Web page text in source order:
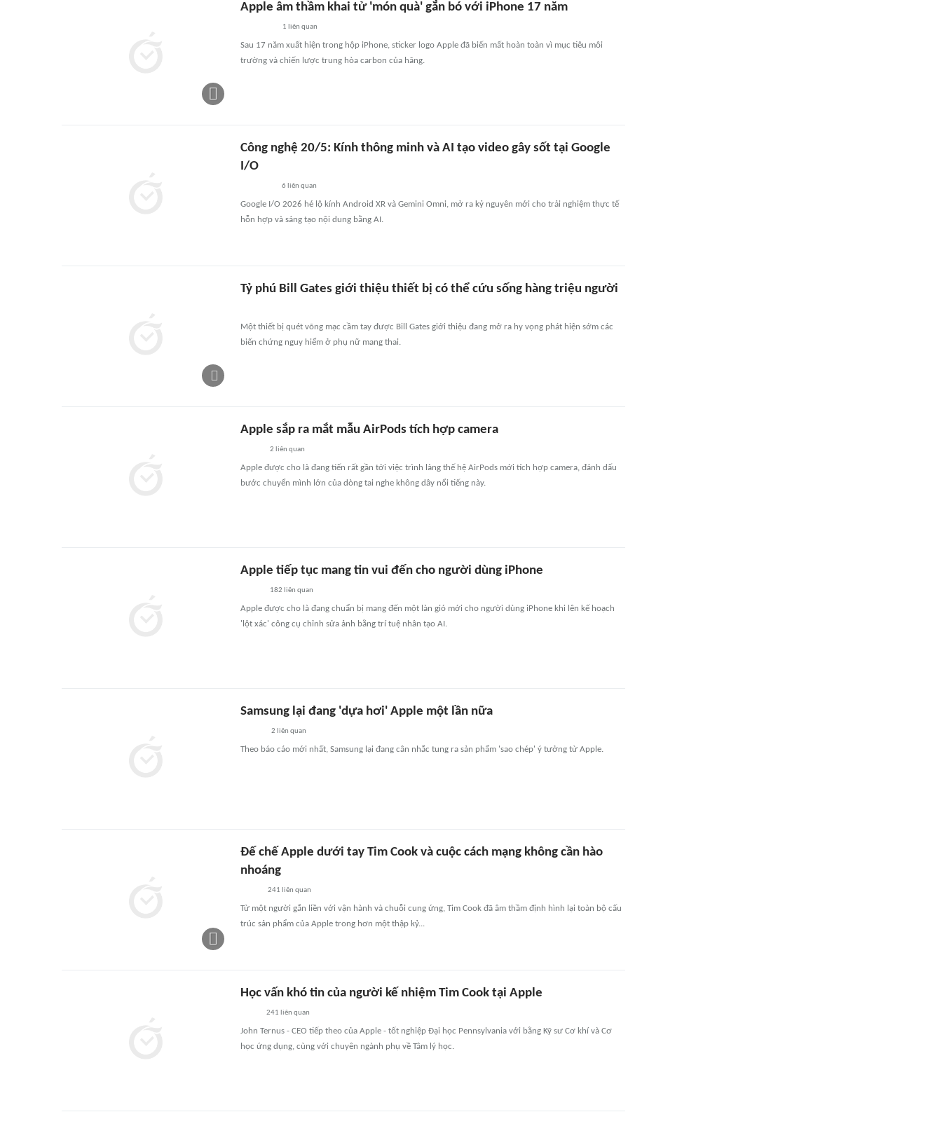
Apple âm thầm khai tử 'món quà' gắn bó với iPhone 17 năm
1 liên quan
Sau 17 năm xuất hiện trong hộp iPhone, sticker logo Apple đã biến mất hoàn toàn vì mục tiêu môi
trường và chiến lược trung hòa carbon của hãng.
Công nghệ 20/5: Kính thông minh và AI tạo video gây sốt tại Google
I/O
6 liên quan
Google I/O 2026 hé lộ kính Android XR và Gemini Omni, mở ra kỷ nguyên mới cho trải nghiệm thực tế
hỗn hợp và sáng tạo nội dung bằng AI.
Tỷ phú Bill Gates giới thiệu thiết bị có thể cứu sống hàng triệu người
Một thiết bị quét võng mạc cầm tay được Bill Gates giới thiệu đang mở ra hy vọng phát hiện sớm các
biến chứng nguy hiểm ở phụ nữ mang thai.
Apple sắp ra mắt mẫu AirPods tích hợp camera
2 liên quan
Apple được cho là đang tiến rất gần tới việc trình làng thế hệ AirPods mới tích hợp camera, đánh dấu
bước chuyển mình lớn của dòng tai nghe không dây nổi tiếng này.
Apple tiếp tục mang tin vui đến cho người dùng iPhone
182 liên quan
Apple được cho là đang chuẩn bị mang đến một làn gió mới cho người dùng iPhone khi lên kế hoạch
'lột xác' công cụ chỉnh sửa ảnh bằng trí tuệ nhân tạo AI.
Samsung lại đang 'dựa hơi' Apple một lần nữa
2 liên quan
Theo báo cáo mới nhất, Samsung lại đang cân nhắc tung ra sản phẩm 'sao chép' ý tưởng từ Apple.
Đế chế Apple dưới tay Tim Cook và cuộc cách mạng không cần hào
nhoáng
241 liên quan
Từ một người gắn liền với vận hành và chuỗi cung ứng, Tim Cook đã âm thầm định hình lại toàn bộ cấu
trúc sản phẩm của Apple trong hơn một thập kỷ...
Học vấn khó tin của người kế nhiệm Tim Cook tại Apple
241 liên quan
John Ternus - CEO tiếp theo của Apple - tốt nghiệp Đại học Pennsylvania với bằng Kỹ sư Cơ khí và Cơ
học ứng dụng, cùng với chuyên ngành phụ về Tâm lý học.